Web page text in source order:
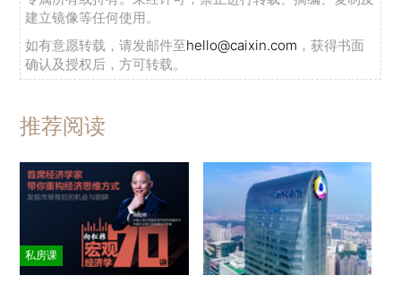
建立镜像等任何使用。
如有意愿转载，请发邮件至hello@caixin.com ，获得书面
确认及授权后，方可转载。
推荐阅读
私房课